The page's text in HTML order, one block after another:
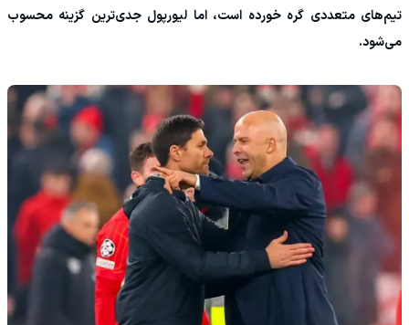
تیم‌های متعددی گره خورده است، اما لیورپول جدی‌ترین گزینه محسوب
می‌شود.